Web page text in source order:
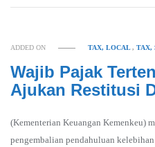
ADDED ON TAX, LOCAL,TAX,
Wajib Pajak
Ajukan Restitusi
(Kementerian Keuangan Kemenkeu)
pengembalian pendahuluan